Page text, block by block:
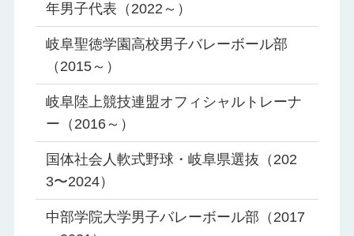
年男子代表（2022～）
岐阜聖徳学園高校男子バレーボール部
（2015～）
岐阜陸上競技連盟オフィシャルトレーナ
ー（2016～）
国体社会人軟式野球・岐阜県選抜（202
3〜2024）
中部学院大学男子バレーボール部（2017